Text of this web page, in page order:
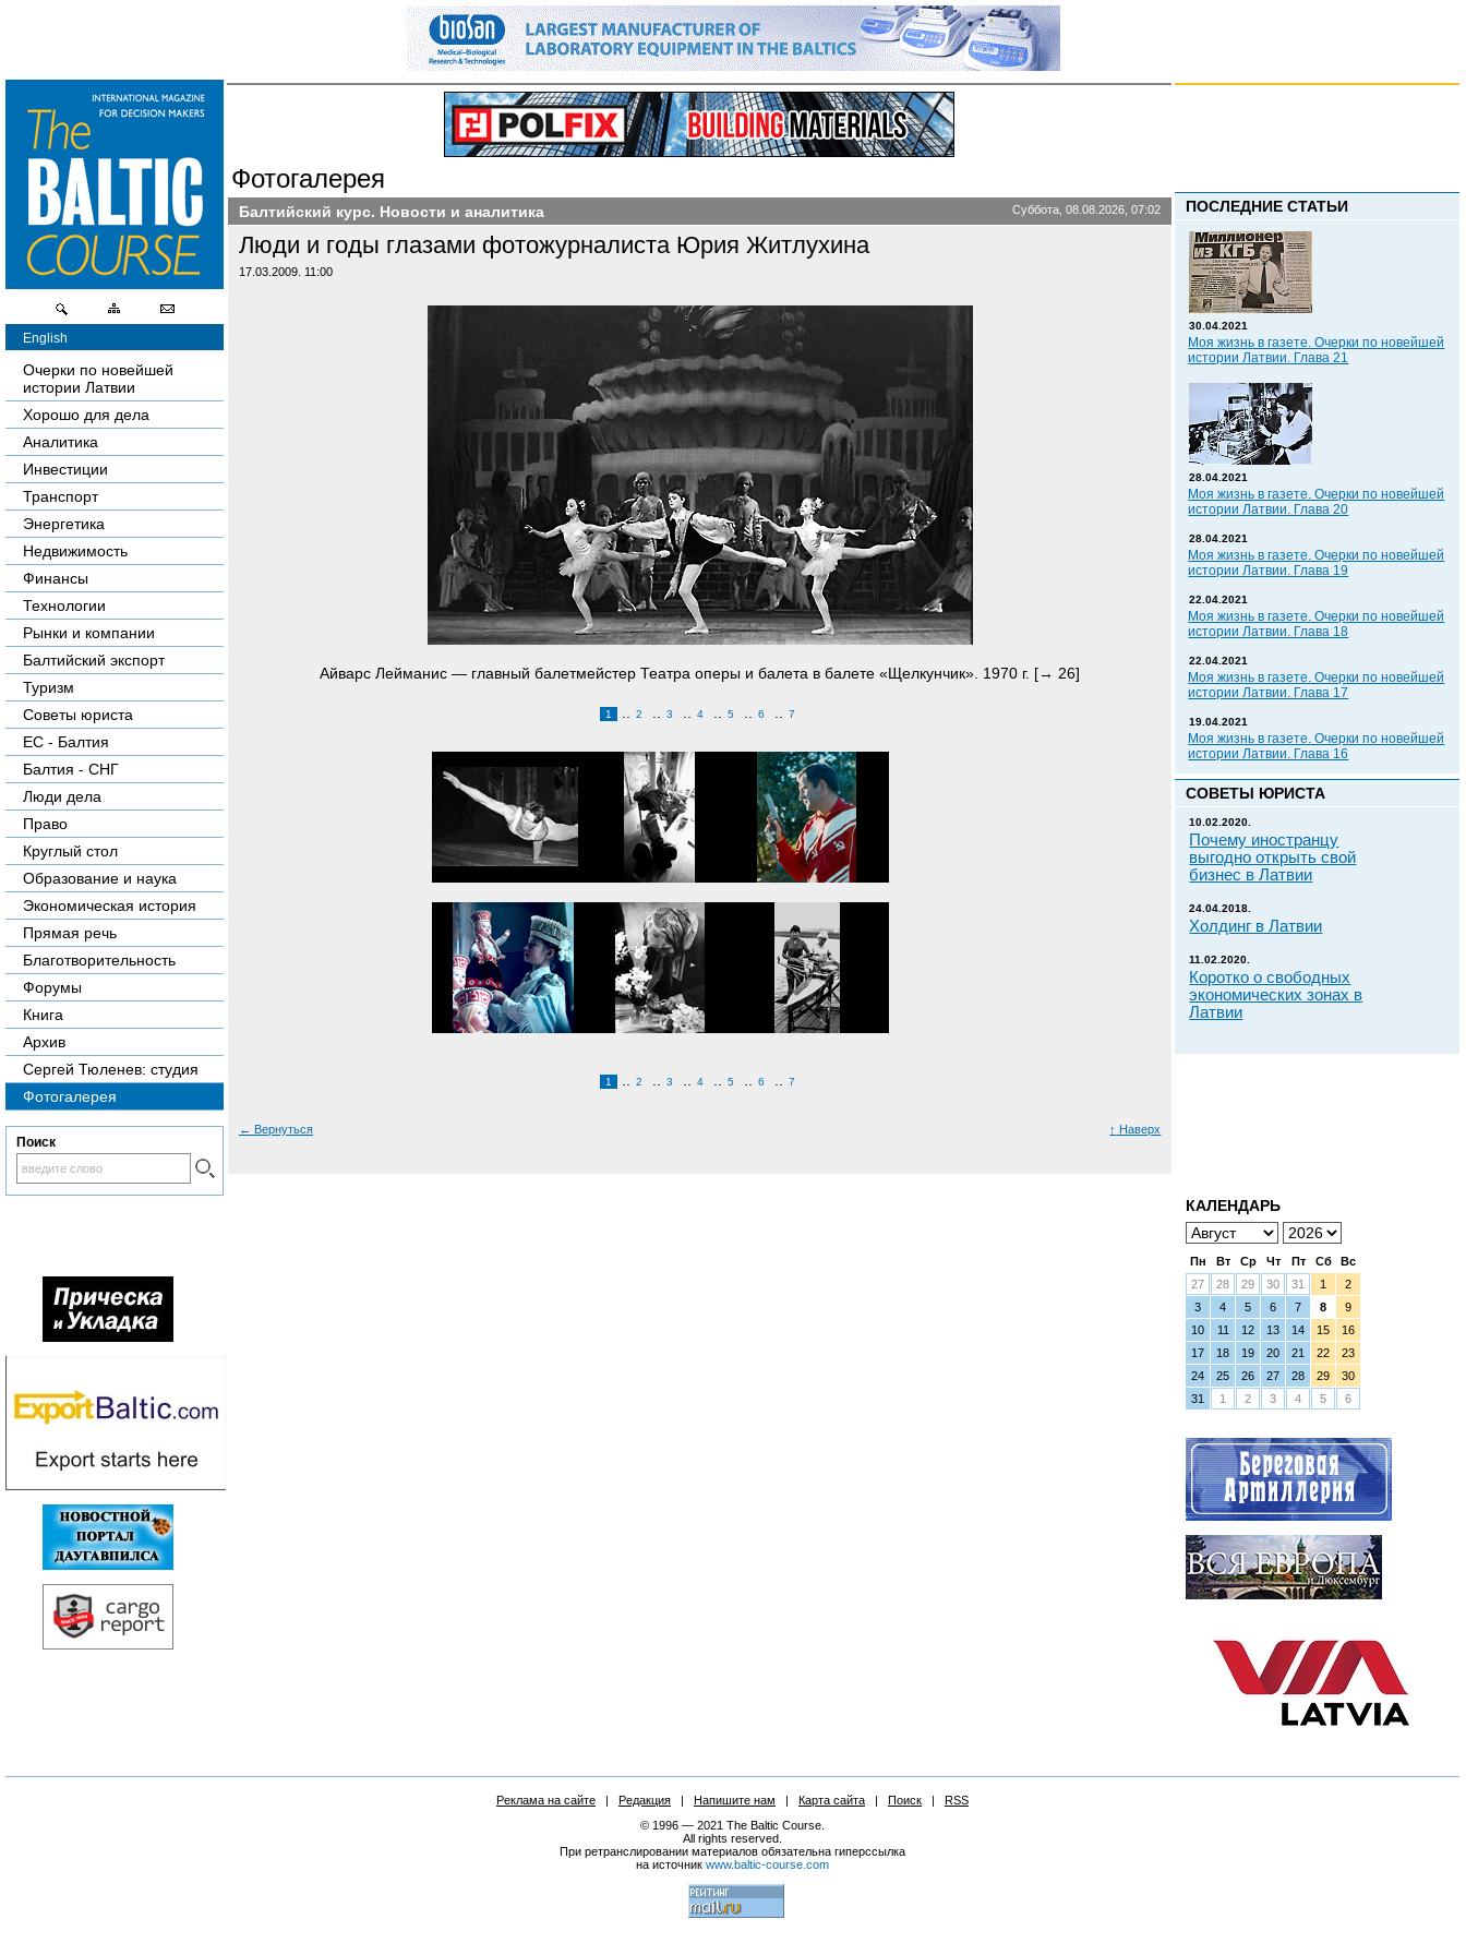
Фотогалерея
Балтийский курс. Новости и аналитика Суббота, 08.08.2026, 07:02
Люди и годы глазами фотожурналиста Юрия Житлухина
17.03.2009. 11:00
Айварс Лейманис — главный балетмейстер Театра оперы и балета в балете «Щелкунчик». 1970 г. [→ 26]
1 .. 2 3 4 5 6 7
1 .. 2 3 4 5 6 7
← Вернуться ↑ Наверх
English
Очерки по новейшей
истории Латвии
Хорошо для дела
Аналитика
Инвестиции
Транспорт
Энергетика
Недвижимость
Финансы
Технологии
Рынки и компании
Балтийский экспорт
Туризм
Советы юриста
ЕС - Балтия
Балтия - СНГ
Люди дела
Право
Круглый стол
Образование и наука
Экономическая история
Прямая речь
Благотворительность
Форумы
Книга
Архив
Сергей Тюленев: студия
Фотогалерея
Поиск
ПОСЛЕДНИЕ СТАТЬИ
30.04.2021
Моя жизнь в газете. Очерки по новейшей
истории Латвии. Глава 21
28.04.2021
Моя жизнь в газете. Очерки по новейшей
истории Латвии. Глава 20
28.04.2021
Моя жизнь в газете. Очерки по новейшей
истории Латвии. Глава 19
22.04.2021
Моя жизнь в газете. Очерки по новейшей
истории Латвии. Глава 18
22.04.2021
Моя жизнь в газете. Очерки по новейшей
истории Латвии. Глава 17
19.04.2021
Моя жизнь в газете. Очерки по новейшей
истории Латвии. Глава 16
СОВЕТЫ ЮРИСТА
10.02.2020.
Почему иностранцу
выгодно открыть свой
бизнес в Латвии
24.04.2018.
Холдинг в Латвии
11.02.2020.
Коротко о свободных
экономических зонах в
Латвии
КАЛЕНДАРЬ
Пн Вт Ср Чт Пт Сб
Вс
27
28 29 30 31 1
2
3
4 5 6 7 8
9
10
11 12 13 14 15
16
17
18 19 20 21 22
23
24
25 26 27 28 29
30
31
1 2 3 4 5 6
Реклама на сайте | Редакция | Напишите нам | Карта сайта | Поиск |
RSS
© 1996 — 2021 The Baltic Course.
All rights reserved.
При ретранслировании материалов обязательна гиперссылка
на источник www.baltic-course.com